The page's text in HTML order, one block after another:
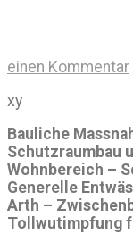
einen Kommentar
xy
Bauliche
Schutzraumbau
Wohnbereich –
Generelle
Arth –
Tollwutimpfung